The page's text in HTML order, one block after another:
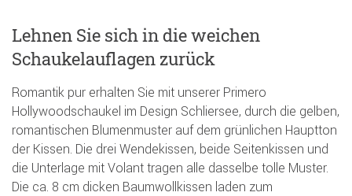
Lehnen Sie sich in die weichen
Schaukelauflagen zurück
Romantik pur erhalten Sie mit unserer Primero
Hollywoodschaukel im Design Schliersee, durch die gelben,
romantischen Blumenmuster auf dem grünlichen Hauptton
der Kissen. Die drei Wendekissen, beide Seitenkissen und
die Unterlage mit Volant tragen alle dasselbe tolle Muster.
Die ca. 8 cm dicken Baumwollkissen laden zum